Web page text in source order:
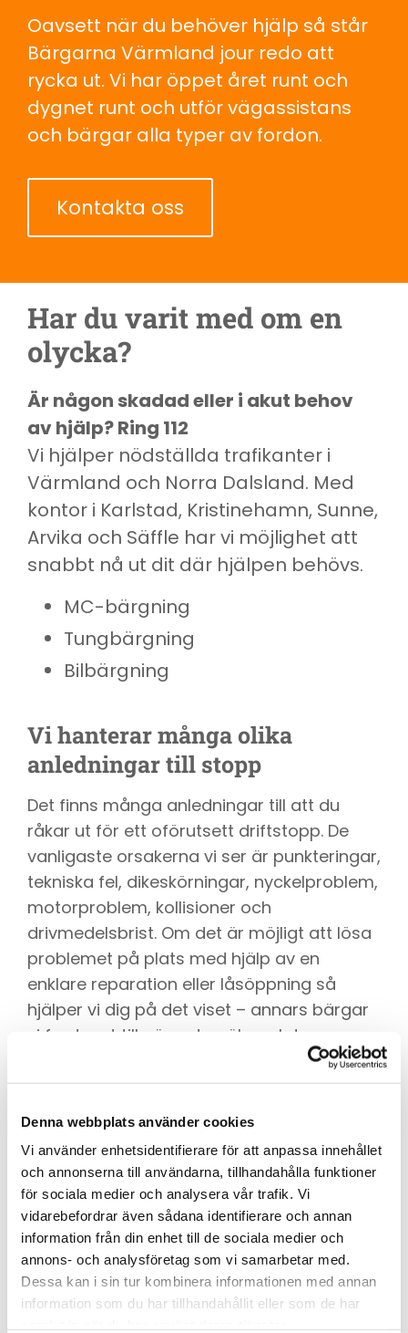
Denna webbplats använder cookies
Vi använder enhetsidentifierare för att anpassa innehållet
och annonserna till användarna, tillhandahålla funktioner
för sociala medier och analysera vår trafik. Vi
vidarebefordrar även sådana identifierare och annan
information från din enhet till de sociala medier och
annons- och analysföretag som vi samarbetar med.
Dessa kan i sin tur kombinera informationen med annan
information som du har tillhandahållit eller som de har
Oavsett när du behöver hjälp så står
Bärgarna Värmland jour redo att
rycka ut. Vi har öppet året runt och
dygnet runt och utför vägassistans
och bärgar alla typer av fordon.
Kontakta oss
Har du varit med om en
olycka?
Är någon skadad eller i akut behov
av hjälp? Ring 112
Vi hjälper nödställda trafikanter i
Värmland och Norra Dalsland. Med
kontor i Karlstad, Kristinehamn, Sunne,
Arvika och Säffle har vi möjlighet att
snabbt nå ut dit där hjälpen behövs.
MC-bärgning
Tungbärgning
Bilbärgning
Vi hanterar många olika
anledningar till stopp
Det finns många anledningar till att du
råkar ut för ett oförutsett driftstopp. De
vanligaste orsakerna vi ser är punkteringar,
tekniska fel, dikeskörningar, nyckelproblem,
motorproblem, kollisioner och
drivmedelsbrist. Om det är möjligt att lösa
problemet på plats med hjälp av en
enklare reparation eller låsöppning så
hjälper vi dig på det viset – annars bärgar
vi fordonet till närmsta säkra plats.
Skicka en prisförfrågan
om transport
Det kan gälla transport av bilar, fordon
eller maskiner som inte startar eller så du
vill få bort från tomten eller området.